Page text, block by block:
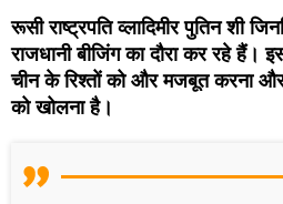
रूसी राष्ट्रपति व्लादिमीर पुतिन शी
राजधानी बीजिंग का दौरा कर रहे
चीन के रिश्तों को और मजबूत करना
को खोलना है।